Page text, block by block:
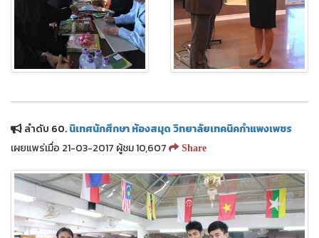
ลำดับ 60.นิเทศนักศึกษา ห้องสมุด วิทยาลัยเทคนิคกำแพงเพชร
เผยแพร่เมื่อ 21-03-2017 ผู้ชม 10,607
Share